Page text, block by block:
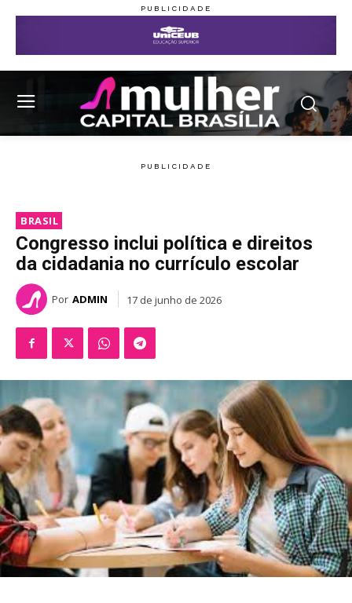
BRASIL
Congresso inclui política e direitos
da cidadania no currículo escolar
Por ADMIN 17 de junho de 2026